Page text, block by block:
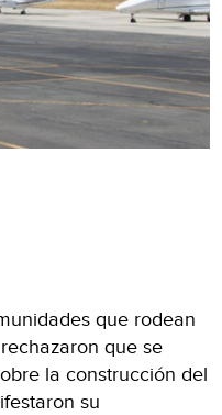
que rodean
que se
la construcción del
su